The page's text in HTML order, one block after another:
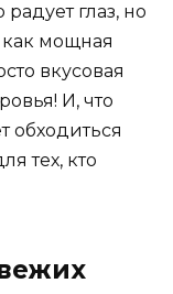
глаз, но
мощная
вкусовая
И, что
обходиться
тех, кто